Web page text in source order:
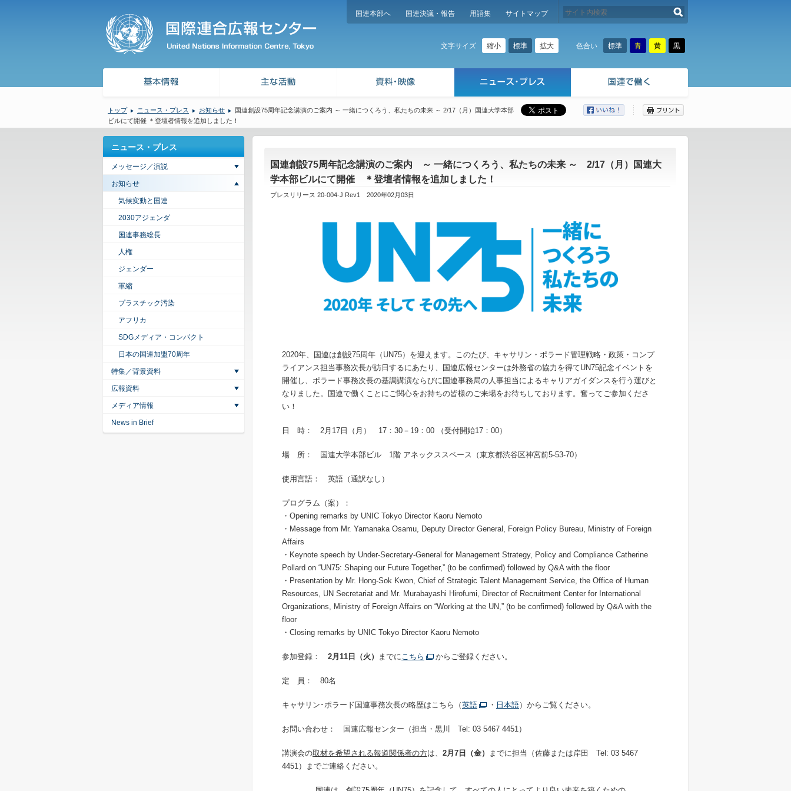
国連本部へ 国連決議・報告 用語集 サイトマップ
文字サイズ 縮小 標準 拡大 色合い 標準 青 黄 黒
トップ ニュース・プレス お知らせ
国連創設75周年記念講演のご案内 ～ 一緒につくろう、私たちの未来 ～ 2/17（月）国連大学本部
ビルにて開催 ＊登壇者情報を追加しました！
国連創設75周年記念講演のご案内 ～ 一緒につくろう、私たちの未来 ～ 2/17（月）国連大
学本部ビルにて開催 ＊登壇者情報を追加しました！
プレスリリース 20-004-J Rev1 2020年02月03日
2020年、国連は創設75周年（UN75）を迎えます。このたび、キャサリン・ポラード管理戦略・政策・コンプ
ライアンス担当事務次長が訪日するにあたり、国連広報センターは外務省の協力を得てUN75記念イベントを
開催し、ポラード事務次長の基調講演ならびに国連事務局の人事担当によるキャリアガイダンスを行う運びと
なりました。国連で働くことにご関心をお持ちの皆様のご来場をお待ちしております。奮ってご参加くださ
い！
日 時： 2月17日（月） 17：30－19：00 （受付開始17：00）
場 所： 国連大学本部ビル 1階 アネックススペース（東京都渋谷区神宮前5-53-70）
使用言語： 英語（通訳なし）
プログラム（案）：
・Opening remarks by UNIC Tokyo Director Kaoru Nemoto
・Message from Mr. Yamanaka Osamu, Deputy Director General, Foreign Policy Bureau, Ministry of Foreign
Affairs
・Keynote speech by Under-Secretary-General for Management Strategy, Policy and Compliance Catherine
Pollard on “UN75: Shaping our Future Together,” (to be confirmed) followed by Q&A with the floor
・Presentation by Mr. Hong-Sok Kwon, Chief of Strategic Talent Management Service, the Office of Human
Resources, UN Secretariat and Mr. Murabayashi Hirofumi, Director of Recruitment Center for International
Organizations, Ministry of Foreign Affairs on “Working at the UN,” (to be confirmed) followed by Q&A with the
floor
・Closing remarks by UNIC Tokyo Director Kaoru Nemoto
参加登録： 2月11日（火） までにこちら からご登録ください。
定 員： 80名
キャサリン･ポラード国連事務次長の略歴はこちら（英語 ・ 日本語）からご覧ください。
お問い合わせ： 国連広報センター（担当・黒川 Tel: 03 5467 4451）
講演会の取材を希望される報道関係者の方は、 2月7日（金）
までに担当（佐藤または岸田 Tel: 03 5467
4451）までご連絡ください。
ニュース・プレス
メッセージ／演説
お知らせ
気候変動と国連
2030アジェンダ
国連事務総長
人権
ジェンダー
軍縮
プラスチック汚染
アフリカ
SDGメディア・コンパクト
日本の国連加盟70周年
特集／背景資料
広報資料
メディア情報
News in Brief